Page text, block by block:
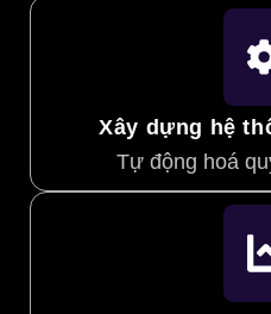
Xây dựng hệ
Tự động hoá